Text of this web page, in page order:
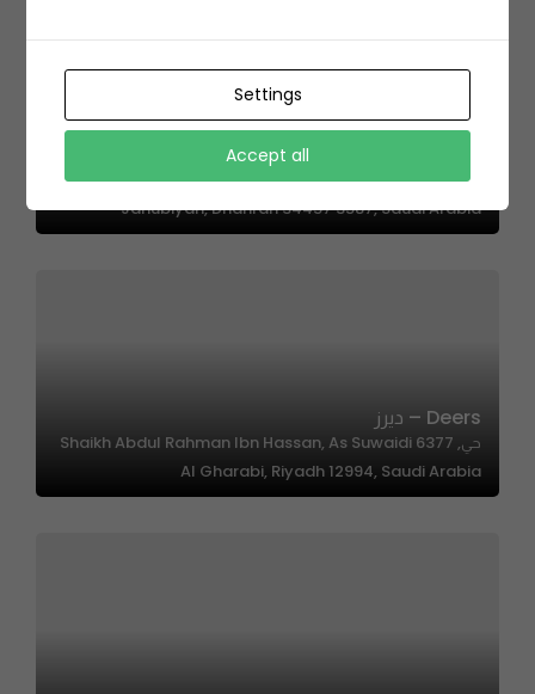
6864 King Saud Bin Abdulaziz Rd, Al Dawhah Al
Janubiyah, Dhahran 34457 3587, Saudi Arabia
Deers – ديرز
حي, 6377 Shaikh Abdul Rahman Ibn Hassan, As Suwaidi
Al Gharabi, Riyadh 12994, Saudi Arabia
Settings
Accept all